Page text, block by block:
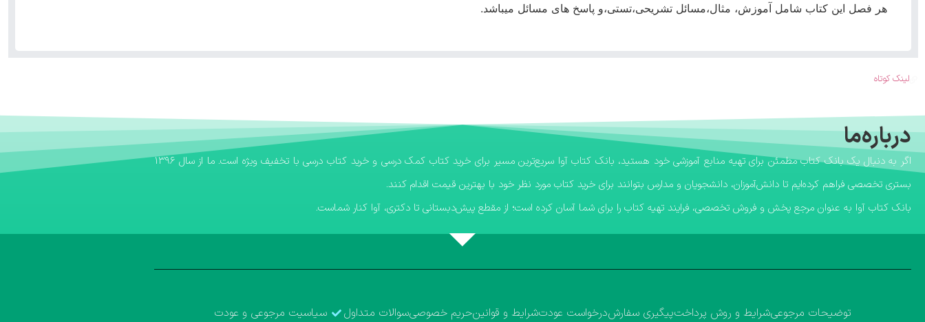
هر فصل این کتاب شامل آموزش، مثال،مسائل تشریحی،تستی،و پاسخ های مسائل میباشد.
لینک کوتاه
درباره‌ما
اگر به دنبال یک بانک کتاب مطمئن برای تهیه منابع آموزشی خود هستید، بانک کتاب آوا سریع‌ترین مسیر برای خرید کتاب کمک درسی و خرید کتاب درسی با تخفیف ویژه است. ما از سال ۱۳۹۶
بستری تخصصی فراهم کرده‌ایم تا دانش‌آموزان، دانشجویان و مدارس بتوانند برای خرید کتاب مورد نظر خود با بهترین قیمت اقدام کنند.
​بانک کتاب آوا به عنوان مرجع پخش و فروش تخصصی، فرایند تهیه کتاب را برای شما آسان کرده است؛ از مقطع پیش‌دبستانی تا دکتری، آوا کنار شماست.
توضیحات مرجوعیشرایط و روش پرداختپیگیری سفارشدرخواست عودتشرایط و قوانینحریم خصوصیسوالات متداول سیاسیت مرجوعی و عودت